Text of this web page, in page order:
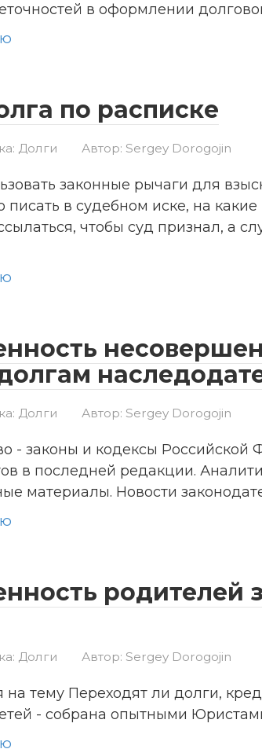
в оформлении
по расписке
Долги Автор: Sergey Dorogojin
законные рычаги для
писать в судебном иске, на
чтобы суд признал, а
Долги Автор: Sergey Dorogojin
- законы и кодексы
в последней редакции.
материалы. Новости
родителей
Долги Автор: Sergey Dorogojin
тему Переходят ли долги,
- собрана опытными